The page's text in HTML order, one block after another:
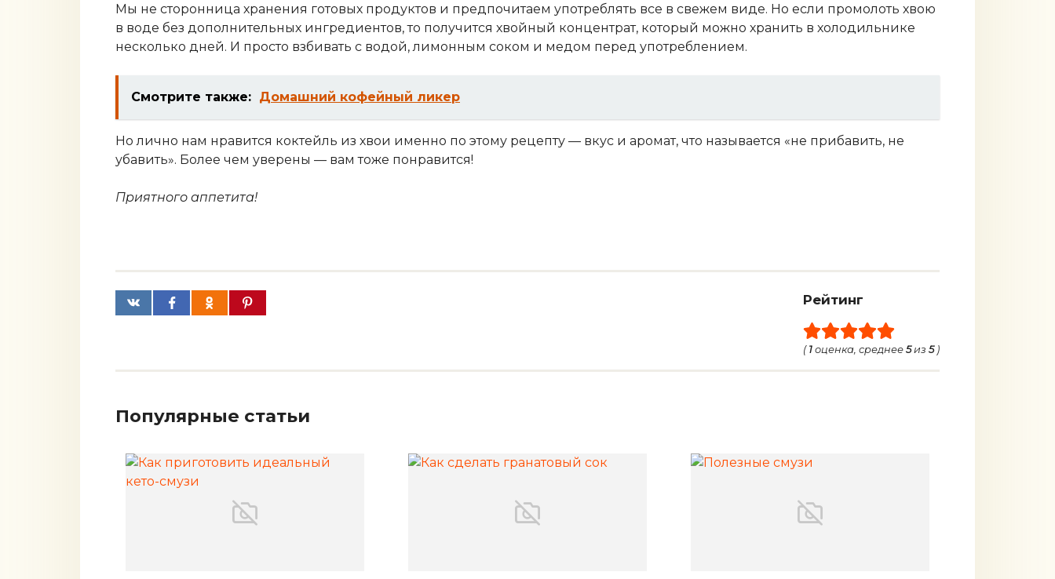
Мы не сторонница хранения готовых продуктов и предпочитаем употреблять все в свежем виде. Но если промолоть хвою
в воде без дополнительных ингредиентов, то получится хвойный концентрат, который можно хранить в холодильнике
несколько дней. И просто взбивать с водой, лимонным соком и медом перед употреблением.
Смотрите также: Домашний кофейный ликер
Но лично нам нравится коктейль из хвои именно по этому рецепту — вкус и аромат, что называется «не прибавить, не
убавить». Более чем уверены — вам тоже понравится!
Приятного аппетита!
Рейтинг
( 1 оценка, среднее 5из 5)
Популярные статьи